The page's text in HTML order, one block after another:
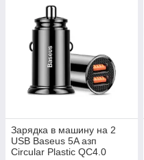
Зарядка в машину на 2
USB Baseus 5A азп
Circular Plastic QC4.0